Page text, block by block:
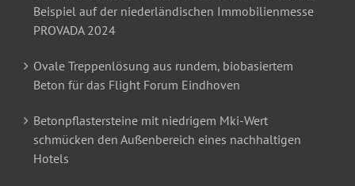
Beispiel auf der niederländischen Immobilienmesse
PROVADA 2024
Ovale Treppenlösung aus rundem, biobasiertem
Beton für das Flight Forum Eindhoven
Betonpflastersteine mit niedrigem Mki-Wert
schmücken den Außenbereich eines nachhaltigen
Hotels